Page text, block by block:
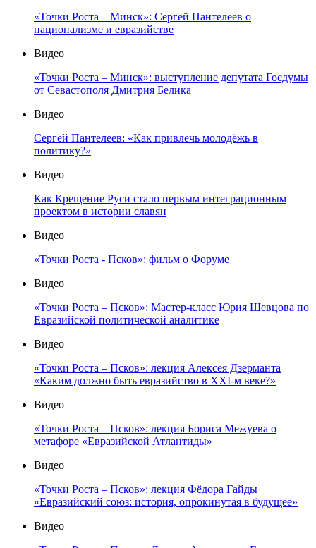
«Точки Роста – Минск»: Сергей Пантелеев о
национализме и евразийстве
Видео
«Точки Роста – Минск»: выступление депутата Госдумы
от Севастополя Дмитрия Белика
Видео
Сергей Пантелеев: «Как привлечь молодёжь в
политику?»
Видео
Как Крещение Руси стало первым интеграционным
проектом в истории славян
Видео
«Точки Роста - Псков»: фильм о Форуме
Видео
«Точки Роста – Псков»: Мастер-класс Юрия Шевцова по
Евразийской политической аналитике
Видео
«Точки Роста – Псков»: лекция Алексея Дзерманта
«Каким должно быть евразийство в XXI-м веке?»
Видео
«Точки Роста – Псков»: лекция Бориса Межуева о
метафоре «Евразийской Атлантиды»
Видео
«Точки Роста – Псков»: лекция Фёдора Гайды
«Евразийский союз: история, опрокинутая в будущее»
Видео